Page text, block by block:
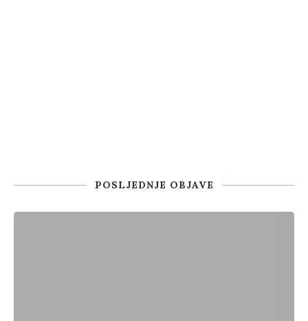
POSLJEDNJE OBJAVE